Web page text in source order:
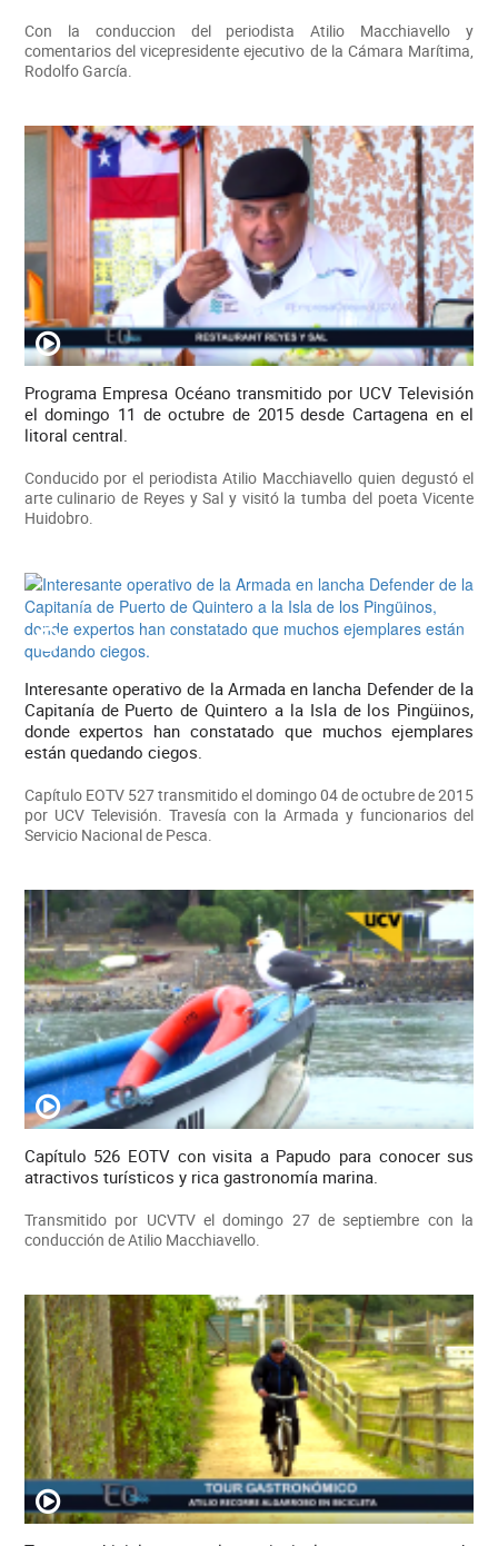
Con la conduccion del periodista Atilio Macchiavello y
comentarios del vicepresidente ejecutivo de la Cámara Marítima,
Rodolfo García.
Programa Empresa Océano transmitido por UCV Televisión
el domingo 11 de octubre de 2015 desde Cartagena en el
litoral central.
Conducido por el periodista Atilio Macchiavello quien degustó el
arte culinario de Reyes y Sal y visitó la tumba del poeta Vicente
Huidobro.
Interesante operativo de la Armada en lancha Defender de la
Capitanía de Puerto de Quintero a la Isla de los Pingüinos,
donde expertos han constatado que muchos ejemplares
están quedando ciegos.
Capítulo EOTV 527 transmitido el domingo 04 de octubre de 2015
por UCV Televisión. Travesía con la Armada y funcionarios del
Servicio Nacional de Pesca.
Capítulo 526 EOTV con visita a Papudo para conocer sus
atractivos turísticos y rica gastronomía marina.
Transmitido por UCVTV el domingo 27 de septiembre con la
conducción de Atilio Macchiavello.